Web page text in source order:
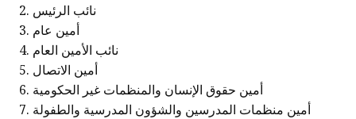
2. نائب الرئيس
3. أمين عام
4. نائب الأمين العام
5. أمين الاتصال
6. أمين حقوق الإنسان والمنظمات غير الحكومية
7. أمين منظمات المدرسين والشؤون المدرسية والطفولة